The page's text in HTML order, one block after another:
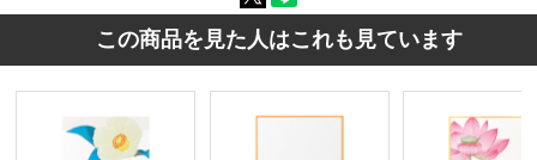
この商品を見た人はこれも見ています